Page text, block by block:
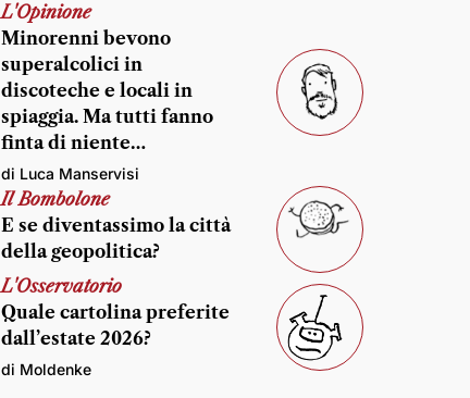
L'Opinione
Minorenni bevono
superalcolici in
discoteche e locali in
spiaggia. Ma tutti fanno
finta di niente…
di Luca Manservisi
Il Bombolone
E se diventassimo la città
della geopolitica?
L'Osservatorio
Quale cartolina preferite
dall’estate 2026?
di Moldenke